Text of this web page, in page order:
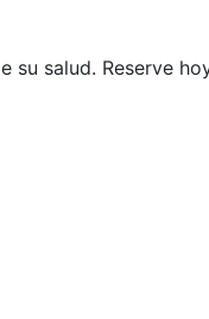
salud. Reserve